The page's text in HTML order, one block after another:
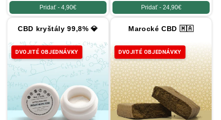
Pridať - 4,90€
Pridať - 24,90€
CBD kryštály 99,8% 💎
DVOJITÉ OBJEDNÁVKY
Marocké CBD 🇲🇦
DVOJITÉ OBJEDNÁVKY